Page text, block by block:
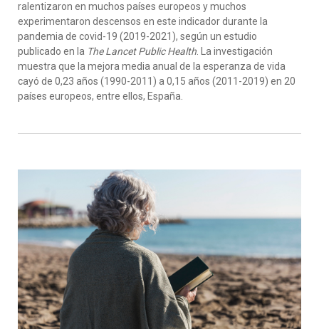
ralentizaron en muchos países europeos y muchos
experimentaron descensos en este indicador durante la
pandemia de covid-19 (2019-2021), según un estudio
publicado en la The Lancet Public Health . La investigación
muestra que la mejora media anual de la esperanza de vida
cayó de 0,23 años (1990-2011) a 0,15 años (2011-2019) en 20
países europeos, entre ellos, España.